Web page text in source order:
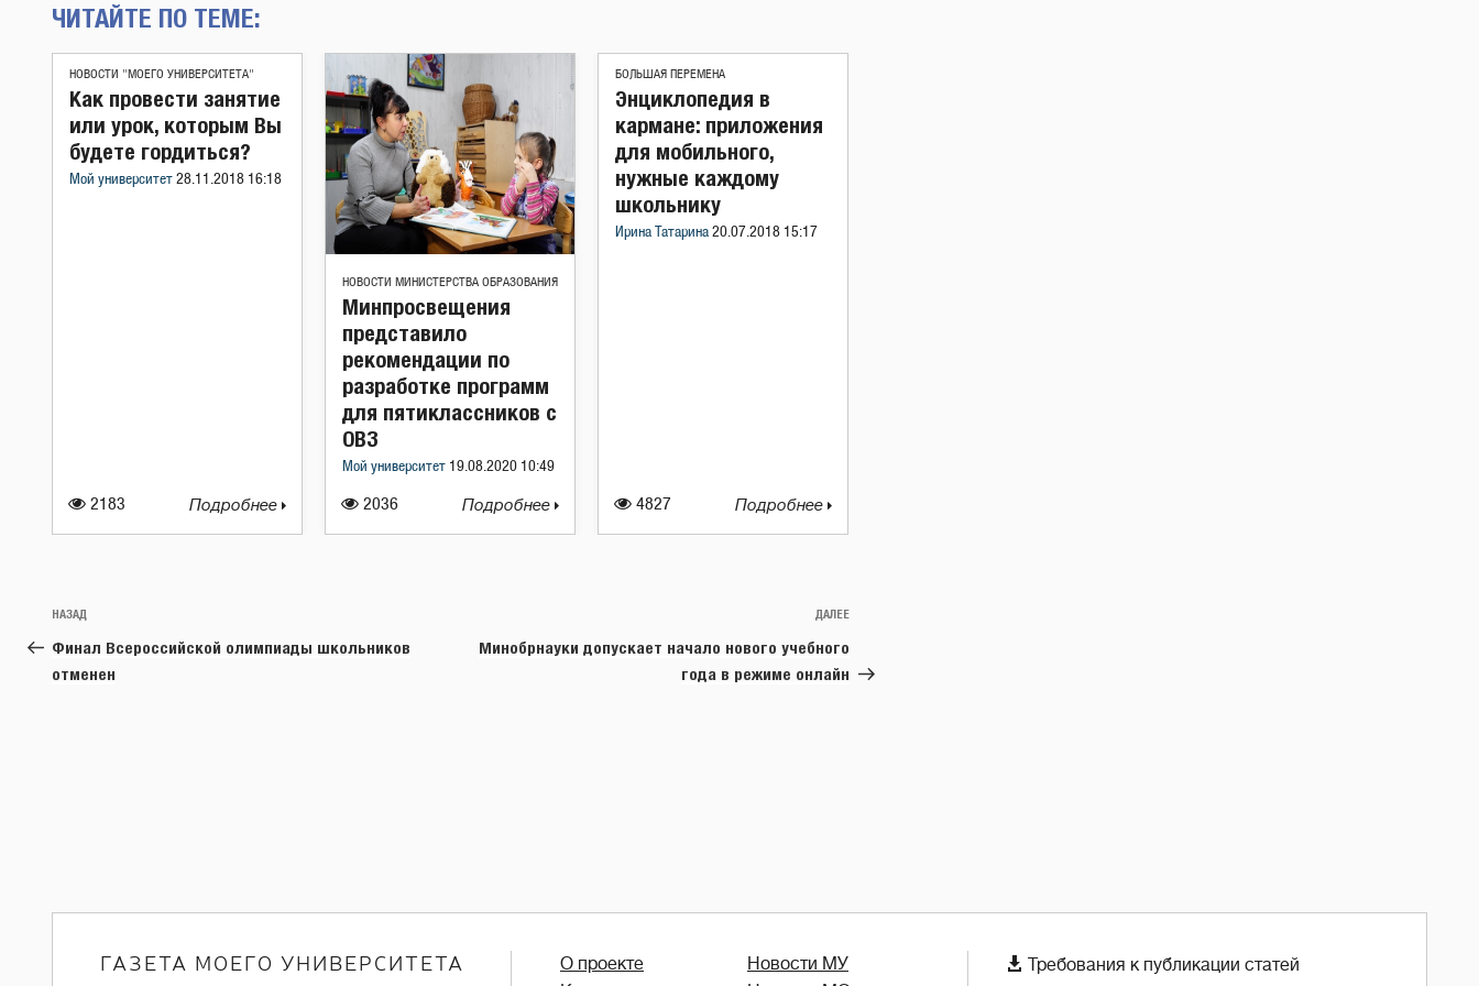
ЧИТАЙТЕ ПО ТЕМЕ:
НОВОСТИ "МОЕГО УНИВЕРСИТЕТА"
2183
Как провести занятие
или урок, которым Вы
будете гордиться?
Мой университет 28.11.2018 16:18
Подробнее
НОВОСТИ МИНИСТЕРСТВА ОБРАЗОВАНИЯ
2036
Минпросвещения
представило
рекомендации по
разработке программ
для пятиклассников с
ОВЗ
Мой университет 19.08.2020 10:49
Подробнее
БОЛЬШАЯ ПЕРЕМЕНА
4827
Энциклопедия в
кармане: приложения
для мобильного,
нужные каждому
школьнику
Ирина Татарина 20.07.2018 15:17
Подробнее
Навигация
по
записям
Предыдущая
запись:
НАЗАД
Финал Всероссийской олимпиады школьников
отменен
Следующая
ДАЛЕЕ
Минобрнауки допускает начало нового учебного
года в режиме онлайн
ГАЗЕТА МОЕГО УНИВЕРСИТЕТА
О проекте
Новости МУ
 Требования к публикации статей